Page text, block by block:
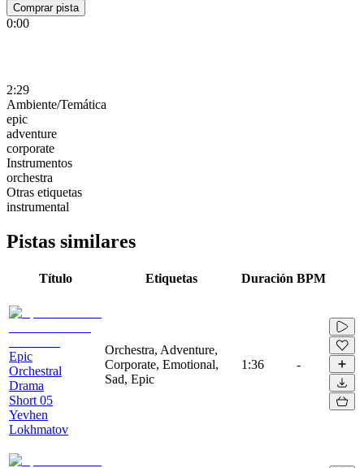
Comprar pista
0:00
2:29
Ambiente/Temática
epic
adventure
corporate
Instrumentos
orchestra
Otras etiquetas
instrumental
Pistas similares
Título Etiquetas Duración BPM
Epic
Orchestral
Drama
Short 05
Yevhen
Lokhmatov
Orchestra, Adventure,
Corporate, Emotional,
Sad, Epic
1:36 -